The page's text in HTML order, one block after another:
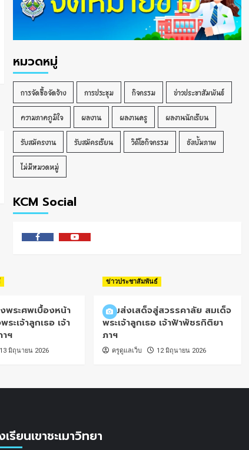
หมวดหมู่
การจัดซื้อจัดจ้าง การประชุม กิจกรรม ข่าวประชาสัมพันธ์
ความภาคภูมิใจ ผลงาน ผลงานครู ผลงานนักเรียน
รับสมัครงาน รับสมัครเรียน วิดีโอกิจกรรม อัลบั้มภาพ
ไม่มีหมวดหมู่
KCM Social
FacebookYoutube
พระศพเบื้องหน้า
ะเจ้าลูกเธอ เจ้า
ฯ
13 มิถุนายน 2026
ข่าวประชาสัมพันธ์
น้อมส่งเสด็จสู่สวรรคาลัย สมเด็จ
พระเจ้าลูกเธอ เจ้าฟ้าพัชรกิติยา
ภาฯ
ครูดูแลเว็บ 12 มิถุนายน 2026
เรียนเขาชะเมาวิทยา